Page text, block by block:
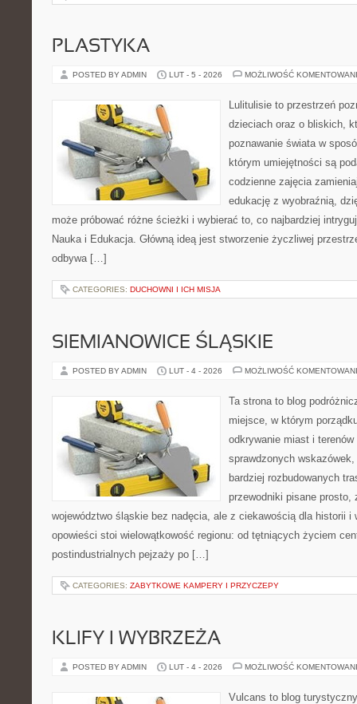
PLASTYKA
POSTED BY ADMIN LUT - 5 - 2026 MOŻLIWOŚĆ
Lulitulisie to przestrzeń
dzieciach oraz o bliskich,
poznawanie świata w
którym umiejętności są
codzienne zajęcia
edukację z wyobraźnią,
może próbować różne ścieżki i wybierać to, co najbardziej
Nauka i Edukacja. Główną ideą jest stworzenie życzliwej
odbywa […]
CATEGORIES: DUCHOWNI I ICH MISJA
SIEMIANOWICE ŚLĄSKIE
POSTED BY ADMIN LUT - 4 - 2026 MOŻLIWOŚĆ
Ta strona to blog
miejsce, w którym
odkrywanie miast i
sprawdzonych
bardziej rozbudowanych
przewodniki pisane
województwo śląskie bez nadęcia, ale z ciekawością dla historii i
opowieści stoi wielowątkowość regionu: od tętniących życiem
postindustrialnych pejzaży po […]
CATEGORIES: ZABYTKOWE KAMPERY I PRZYCZEPY
KLIFY I WYBRZEŻA
POSTED BY ADMIN LUT - 4 - 2026 MOŻLIWOŚĆ
Vulcans to blog